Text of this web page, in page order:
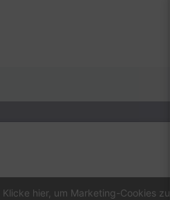
Klicke hier, um Marketing-Cookies zu